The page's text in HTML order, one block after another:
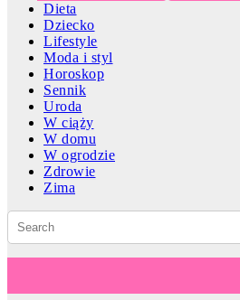
Dieta
Dziecko
Lifestyle
Moda i styl
Horoskop
Sennik
Uroda
W ciąży
W domu
W ogrodzie
Zdrowie
Zima